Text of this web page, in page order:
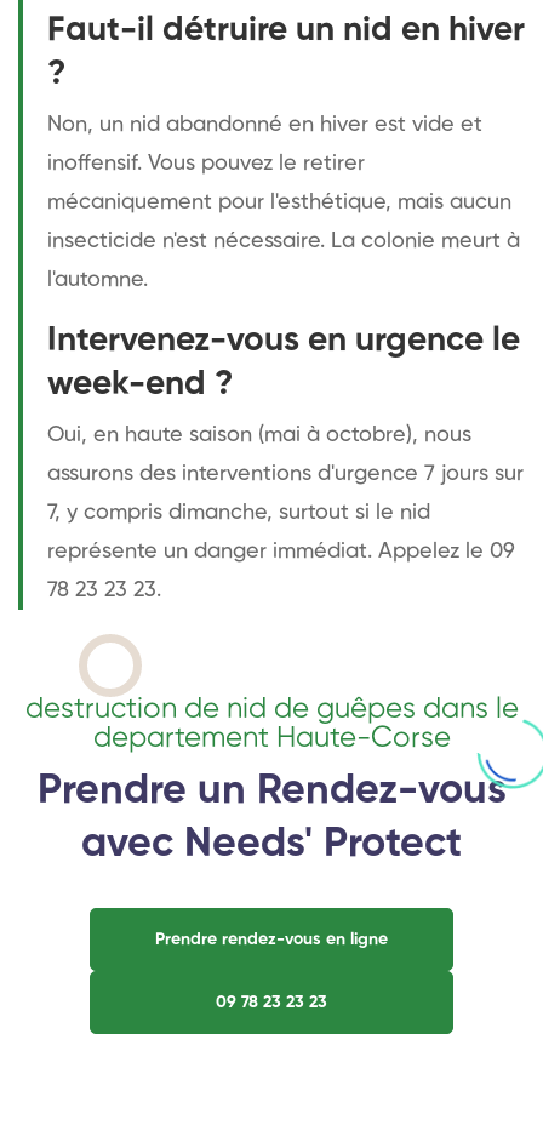
Faut-il détruire un nid en hiver
?
Non, un nid abandonné en hiver est vide et
inoffensif. Vous pouvez le retirer
mécaniquement pour l'esthétique, mais aucun
insecticide n'est nécessaire. La colonie meurt à
l'automne.
Intervenez-vous en urgence le
week-end ?
Oui, en haute saison (mai à octobre), nous
assurons des interventions d'urgence 7 jours sur
7, y compris dimanche, surtout si le nid
représente un danger immédiat. Appelez le 09
78 23 23 23.
destruction de nid de guêpes dans le
departement Haute-Corse
Prendre un Rendez-vous
avec Needs' Protect
Prendre rendez-vous en ligne
09 78 23 23 23